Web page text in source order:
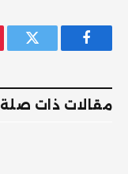
فيسبوك تويتر
مقالات ذات صلة